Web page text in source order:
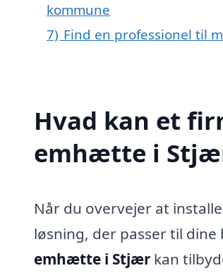
kommune
7) Find en professionel til
Hvad kan et
emhætte i
Når du overvejer at
løsning, der passer til
emhætte i Stjær kan